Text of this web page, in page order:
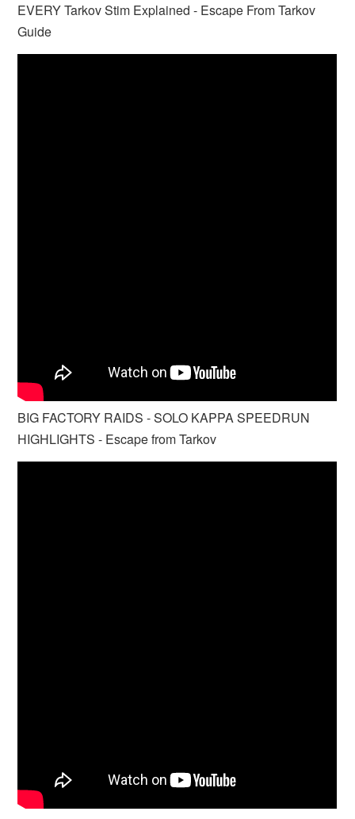
EVERY Tarkov Stim Explained - Escape From Tarkov
Guide
BIG FACTORY RAIDS - SOLO KAPPA SPEEDRUN
HIGHLIGHTS - Escape from Tarkov